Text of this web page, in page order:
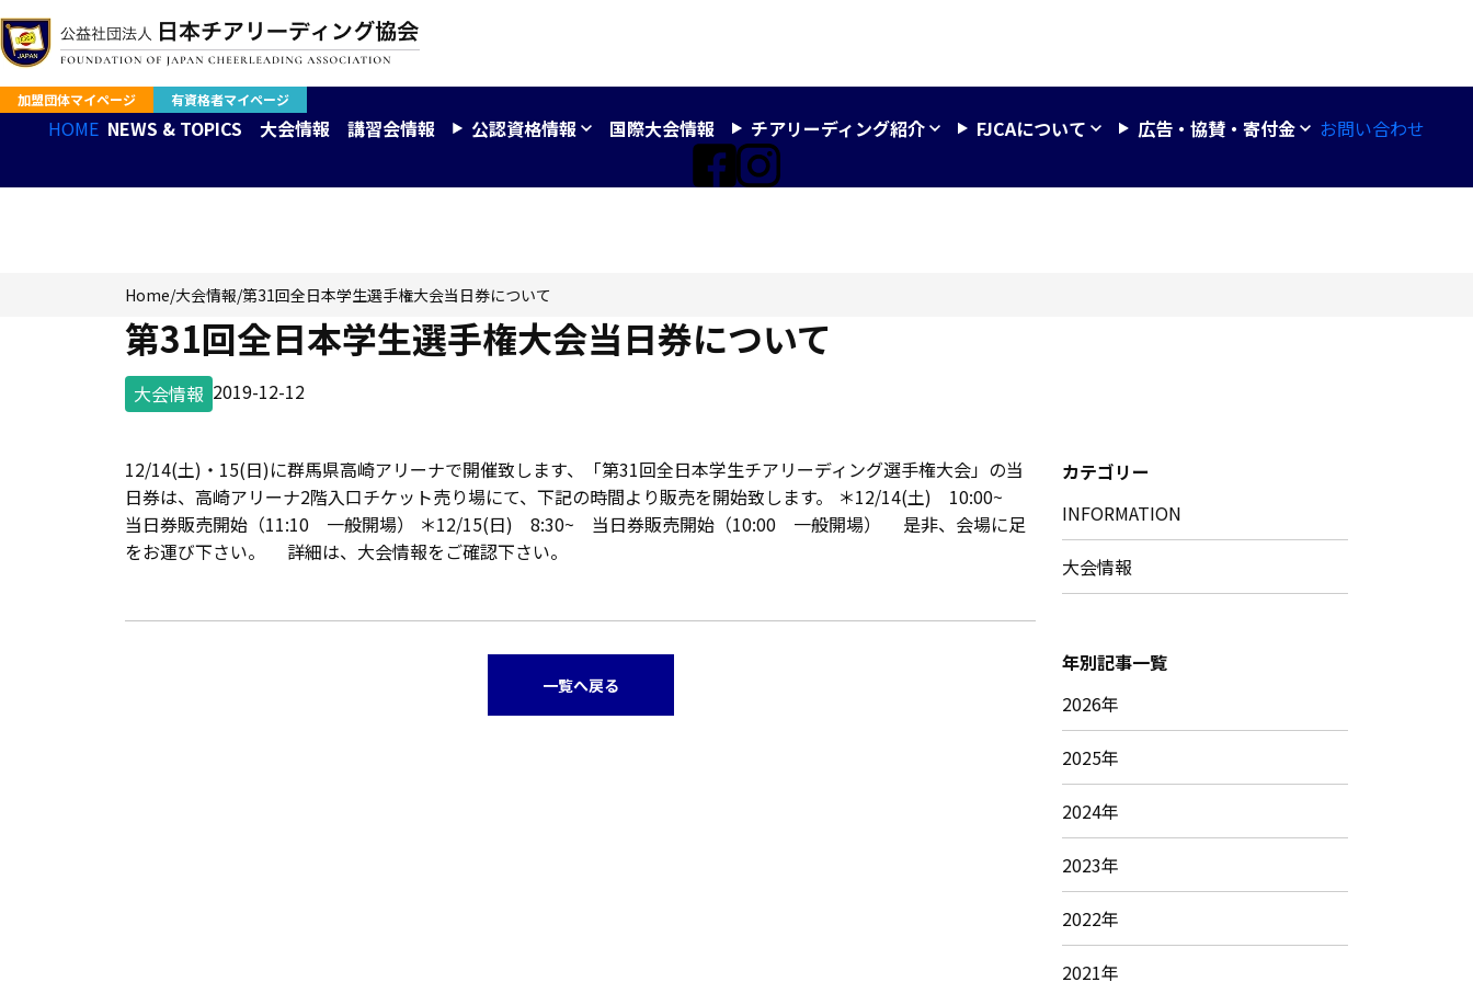
加盟団体マイページ 有資格者マイページ
HOME NEWS & TOPICS 大会情報 講習会情報 公認資格情報 国際大会情報 チアリーディング紹介 FJCAについて 広告・協賛・寄付金 お問い合わせ
Home/大会情報/第31回全日本学生選手権大会当日券について
第31回全日本学生選手権大会当日券について
大会情報 2019-12-12
12/14(土)・15(日)に群馬県高崎アリーナで開催致します、「第31回全日本学生チアリーディング選手権大会」の当
日券は、高崎アリーナ2階入口チケット売り場にて、下記の時間より販売を開始致します。 ＊12/14(土) 10:00~
当日券販売開始（11:10 一般開場） ＊12/15(日) 8:30~ 当日券販売開始（10:00 一般開場） 是非、会場に足
をお運び下さい。 詳細は、大会情報をご確認下さい。
一覧へ戻る
カテゴリー
INFORMATION
大会情報
年別記事一覧
2026年
2025年
2024年
2023年
2022年
2021年